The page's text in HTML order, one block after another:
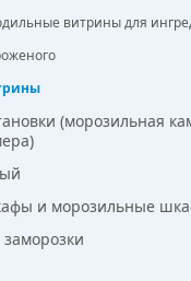
витрины для
(морозильная
и морозильные